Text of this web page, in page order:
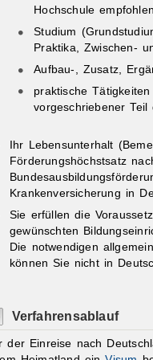
Hochschule
Studium
Praktika, Zwischen-
Aufbau-, Zusatz,
praktische
vorgeschriebener
Ihr Lebensunterhalt
Förderungshöchstsatz
Krankenversicherung in
Sie erfüllen die
gewünschten
Die notwendigen
können Sie nicht in
Verfahrensablauf
der Einreise nach